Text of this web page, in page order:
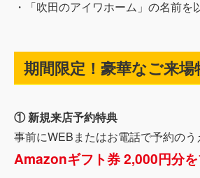
・「吹田のアイワホーム」の名前
期間限定！豪華なご来
① 新規来店予約特典
事前にWEBまたはお電話で予約の
Amazonギフト券 2,000円分を